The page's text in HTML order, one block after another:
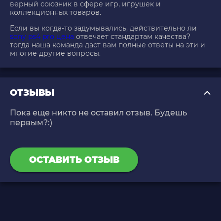
верный союзник в сфере игр, игрушек и
коллекционных товаров.
Если вы когда-то задумывались, действительно ли
sony ps4 pro цена отвечает стандартам качества?
тогда наша команда даст вам полные ответы на эти и
многие другие вопросы.
ОТЗЫВЫ
Пока еще никто не оставил отзыв. Будешь
первым?:)
ОСТАВИТЬ ОТЗЫВ